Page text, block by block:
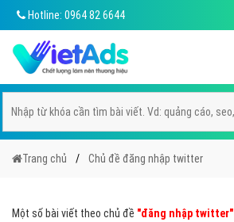
Hotline: 0964 82 6644
Trang chủ Chủ đề đăng nhập twitter
Một số bài viết theo chủ đề "đăng nhập twitter"